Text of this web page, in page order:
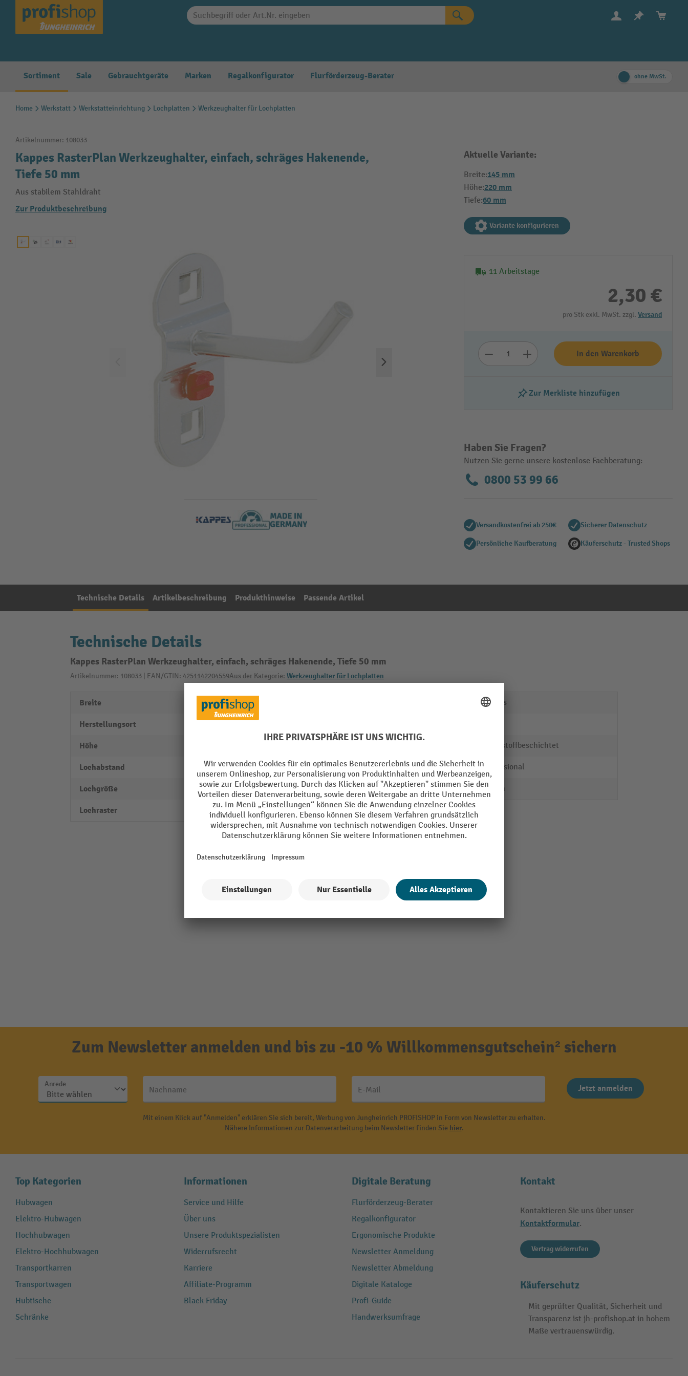
Zur Hauptnavigation springen
Sortiment Sale Gebrauchtgeräte Marken Regalkonfigurator Flurförderzeug-Berater ohne MwSt.
Home Werkstatt Werkstatteinrichtung Lochplatten Werkzeughalter für Lochplatten
Artikelnummer: 108033
Kappes RasterPlan Werkzeughalter, einfach, schräges Hakenende,
Tiefe 50 mm
Aus stabilem Stahldraht
Zur Produktbeschreibung
Aktuelle Variante:
Breite:145 mm
Höhe:220 mm
Tiefe:60 mm
Variante konfigurieren
11 Arbeitstage
2,30 €
pro Stk exkl. MwSt. zzgl. Versand
In den Warenkorb
Zur Merkliste hinzufügen
Haben Sie Fragen?
Nutzen Sie gerne unsere kostenlose Fachberatung:
0800 53 99 66
Versandkostenfrei ab 250€ Sicherer Datenschutz
Persönliche Kaufberatung Käuferschutz - Trusted Shops
Technische Details Artikelbeschreibung Produkthinweise Passende Artikel
Technische Details
Kappes RasterPlan Werkzeughalter, einfach, schräges Hakenende, Tiefe 50 mm
Artikelnummer: 108033 | EAN/GTIN: 4251142204559Aus der Kategorie: Werkzeughalter für Lochplatten
Breite 145 mm
Herstellungsort
Höhe
Lochabstand 28 mm
Lochgröße 10 x 10 mm
Lochraster 38 mm
Kappes
kunststoffbeschichtet
Segment Professional
Tiefe 60 mm
Zum Newsletter anmelden und bis zu -10 % Willkommensgutschein² sichern
Anrede
Nachname E-Mail Jetzt anmelden
Mit einem Klick auf "Anmelden" erklären Sie sich bereit, Werbung von Jungheinrich PROFISHOP in Form von Newsletter zu erhalten.
Nähere Informationen zur Datenverarbeitung beim Newsletter finden Sie hier.
Top Kategorien
Hubwagen
Elektro-Hubwagen
Hochhubwagen
Elektro-Hochhubwagen
Transportkarren
Transportwagen
Hubtische
Schränke
Informationen
Service und Hilfe
Über uns
Unsere Produktspezialisten
Widerrufsrecht
Karriere
Affiliate-Programm
Black Friday
Digitale Beratung
Flurförderzeug-Berater
Regalkonfigurator
Ergonomische Produkte
Newsletter Anmeldung
Newsletter Abmeldung
Digitale Kataloge
Profi-Guide
Handwerksumfrage
Kontakt
Kontaktieren Sie uns über unser
Kontaktformular.
Vertrag widerrufen
Käuferschutz
Mit geprüfter Qualität, Sicherheit und
Transparenz ist jh-profishop.at in hohem
Maße vertrauenswürdig.